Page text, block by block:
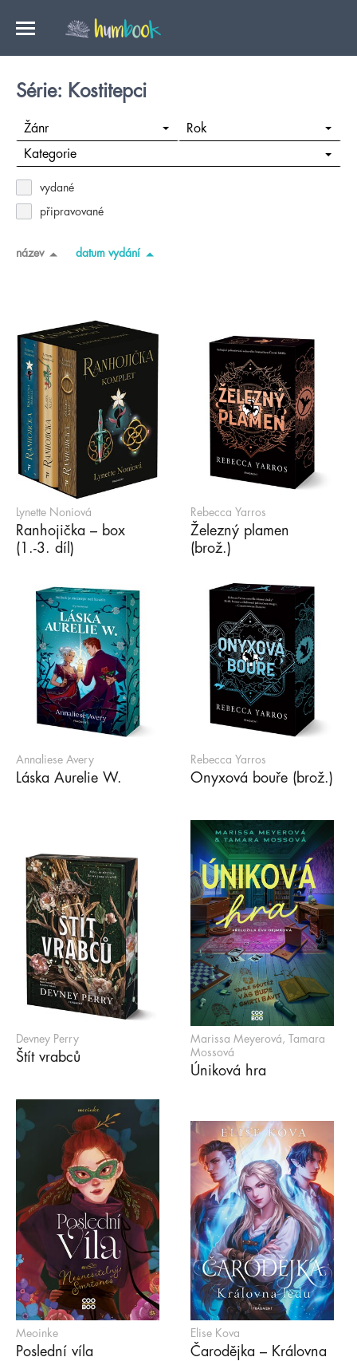
Série: Kostitepci
Žánr Rok
Kategorie
vydané
připravované
název datum vydání
Lynette Noniová
Ranhojička – box
(1.-3. díl)
Rebecca Yarros
Železný plamen
(brož.)
Annaliese Avery
Láska Aurelie W.
Rebecca Yarros
Onyxová bouře (brož.)
Devney Perry
Štít vrabců
Marissa Meyerová, Tamara
Mossová
Úniková hra
Meoinke
Poslední víla
Elise Kova
Čarodějka – Královna